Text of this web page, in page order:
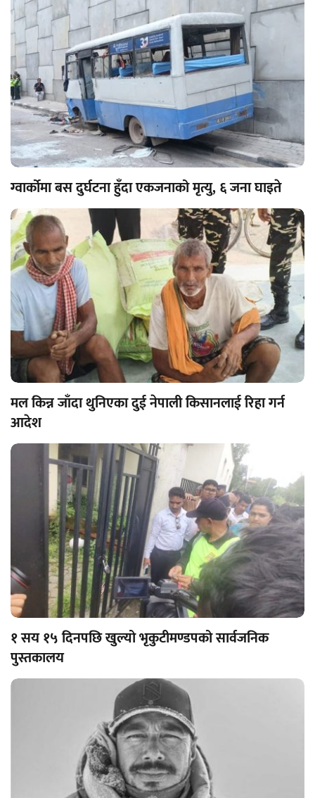
ग्वार्कोमा बस दुर्घटना हुँदा एकजनाको मृत्यु, ६ जना घाइते
मल किन्न जाँदा थुनिएका दुई नेपाली किसानलाई रिहा गर्न
आदेश
१ सय १५ दिनपछि खुल्यो भृकुटीमण्डपको सार्वजनिक
पुस्तकालय